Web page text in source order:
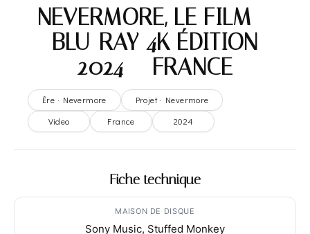
NEVERMORE, LE FILM –
BLU-RAY 4K ÉDITION
2024 – FRANCE
Ère · Nevermore
Projet · Nevermore
Video
France 2024
Fiche technique
MAISON DE DISQUE
Sony Music, Stuffed Monkey